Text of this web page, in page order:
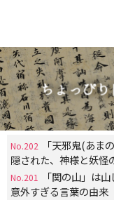
No.202
「天邪鬼(あま
隠された、神様と妖怪
No.201
「関の山」は
意外すぎる言葉の由来